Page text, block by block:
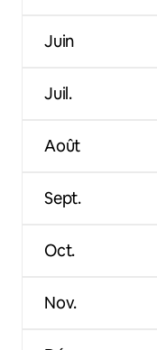
Juin
Juil.
Août
Sept.
Oct.
Nov.